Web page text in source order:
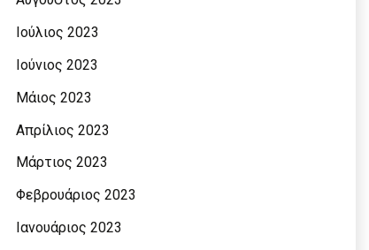
Ιούλιος 2023
Ιούνιος 2023
Μάιος 2023
Απρίλιος 2023
Μάρτιος 2023
Φεβρουάριος 2023
Ιανουάριος 2023